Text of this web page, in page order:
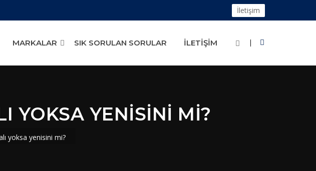
İletişim
MARKALAR SIK SORULAN SORULAR İLETIŞIM
YOKSA YENISINI MI?
yoksa yenisini mi?